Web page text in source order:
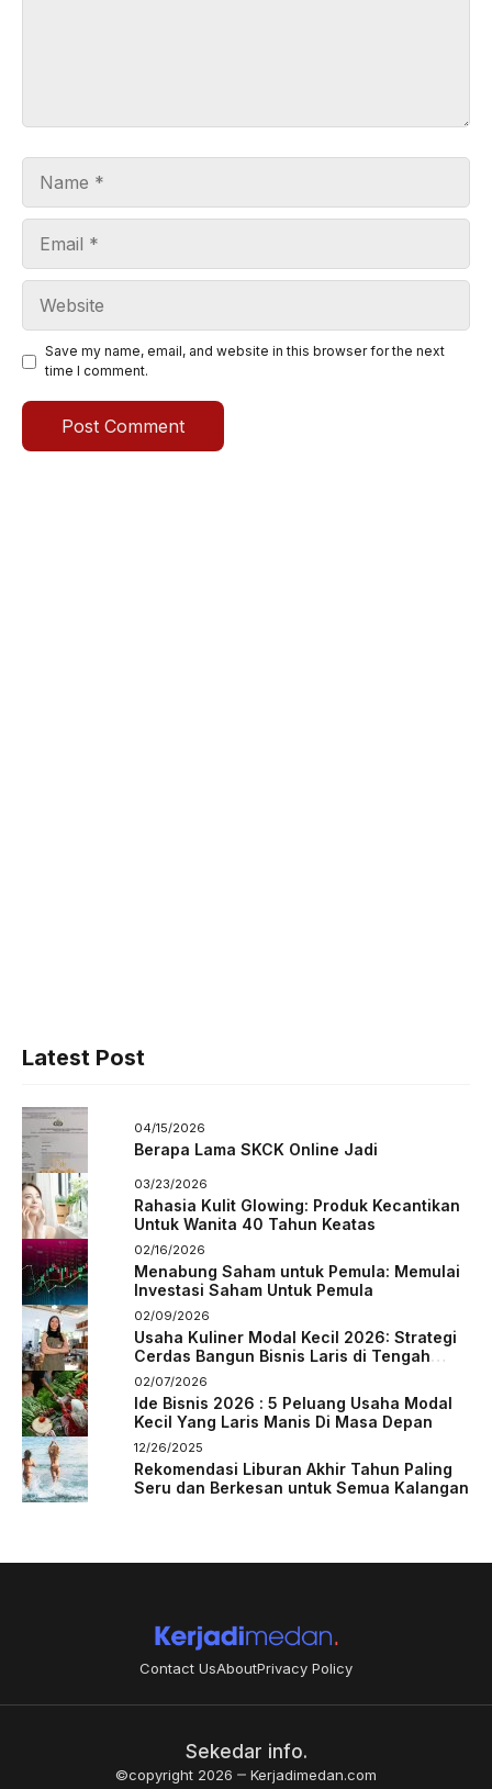
Save my name, email, and website in this browser for the next
time I comment.
Latest Post
04/15/2026
Berapa Lama SKCK Online Jadi
03/23/2026
Rahasia Kulit Glowing: Produk Kecantikan
Untuk Wanita 40 Tahun Keatas
02/16/2026
Menabung Saham untuk Pemula: Memulai
Investasi Saham Untuk Pemula
02/09/2026
Usaha Kuliner Modal Kecil 2026: Strategi
Cerdas Bangun Bisnis Laris di Tengah
Persaingan
02/07/2026
Ide Bisnis 2026 : 5 Peluang Usaha Modal
Kecil Yang Laris Manis Di Masa Depan
12/26/2025
Rekomendasi Liburan Akhir Tahun Paling
Seru dan Berkesan untuk Semua Kalangan
Contact UsAboutPrivacy Policy
Sekedar info.
©copyright 2026 Kerjadimedan.com